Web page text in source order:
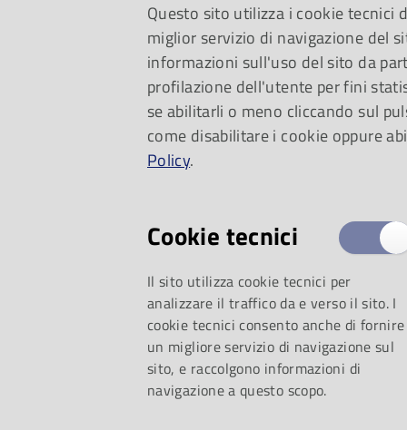
Un viaggio dai
americano e, per i
dell’estate
Questo sito utilizza i cookie tecnici
miglior servizio di navigazione del
informazioni sull'uso del sito da
profilazione dell'utente per fini
se abilitarli o meno cliccando sul
come disabilitare i cookie oppure
Policy.
Cookie tecnici
Il sito utilizza cookie tecnici per
analizzare il traffico da e verso il sito. I
cookie tecnici consento anche di fornire
un migliore servizio di navigazione sul
sito, e raccolgono informazioni di
navigazione a questo scopo.